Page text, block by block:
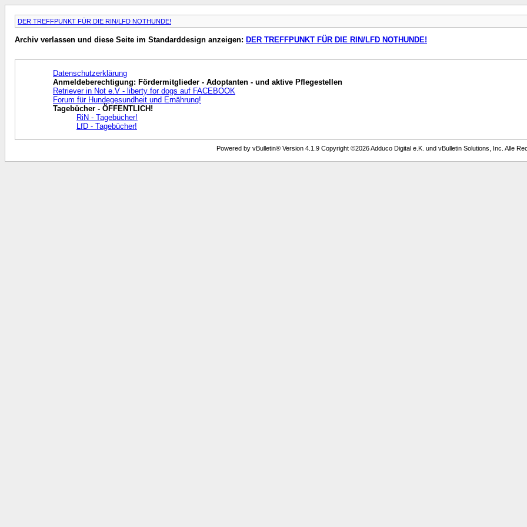
DER TREFFPUNKT FÜR DIE RIN/LFD NOTHUNDE!
Archiv verlassen und diese Seite im Standarddesign anzeigen: DER TREFFPUNKT FÜR DIE RIN/LFD NOTHUNDE!
Datenschutzerklärung
Anmeldeberechtigung: Fördermitglieder - Adoptanten - und aktive Pflegestellen
Retriever in Not e.V - liberty for dogs auf FACEBOOK
Forum für Hundegesundheit und Ernährung!
Tagebücher - ÖFFENTLICH!
RiN - Tagebücher!
LfD - Tagebücher!
Powered by vBulletin® Version 4.1.9 Copyright ©2026 Adduco Digital e.K. und vBulletin Solutions, Inc. Alle